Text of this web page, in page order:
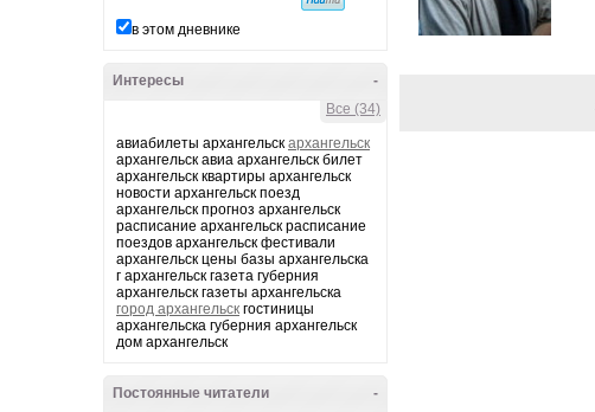
в этом дневнике
-
Интересы
Все (34)
авиабилеты архангельск архангельск
архангельск авиа архангельск билет
архангельск квартиры архангельск
новости архангельск поезд
архангельск прогноз архангельск
расписание архангельск расписание
поездов архангельск фестивали
архангельск цены базы архангельска
г архангельск газета губерния
архангельск газеты архангельска
город архангельск гостиницы
архангельска губерния архангельск
дом архангельск
-
Постоянные читатели